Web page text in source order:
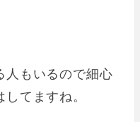
人もいるので細心
てますね。